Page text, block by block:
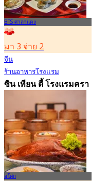
BTS ศาลาแดง
มา 3 จ่าย 2
จีน
ร้านอาหารโรงแรม
ซิน เทียน ตี้ โรงแรมครา
ลุมพินี พาร์ค
4.5
5.4K การจอง
จาก฿ 592
อโศก